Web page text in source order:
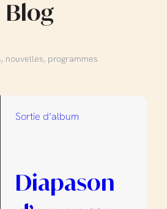
Blog
nouvelles, programmes
Sortie d’album
Diapason